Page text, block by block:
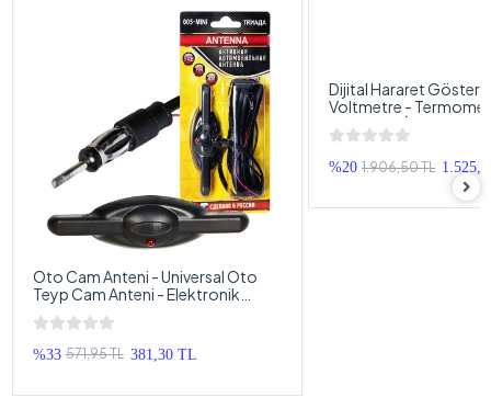
Oto Cam Anteni - Universal Oto
Teyp Cam Anteni - Elektronik
Anten Kablosu
%33 571,95 TL 381,30 TL
Dijital Hararet
Voltmetre -
Voltmetre İkisi Bir
%20 1.906,50 TL